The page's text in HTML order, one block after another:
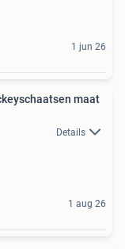
1 jun 26
Details
1 aug 26